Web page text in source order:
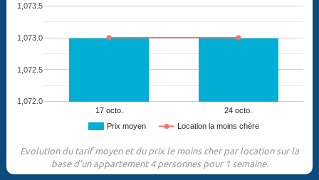
Prix moyen Location la moins chère
17 octo. 24 octo.
1,072.0
1,072.5
1,073.0
1,073.5
Evolution du tarif moyen et du prix le moins cher par location sur la
base d'un appartement 4 personnes pour 1 semaine.